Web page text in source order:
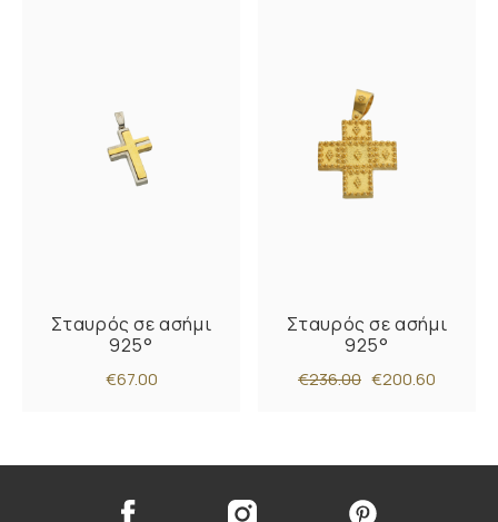
Σταυρός σε ασήμι
925°
€67.00
Σταυρός σε ασήμι
925°
€236.00 €200.60